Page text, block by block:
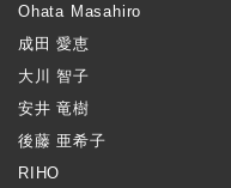
Ohata Masahiro
成田 愛恵
大川 智子
安井 竜樹
後藤 亜希子
RIHO